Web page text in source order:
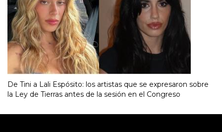
De Tini a Lali Espósito: los artistas que se expresaron sobre
la Ley de Tierras antes de la sesión en el Congreso